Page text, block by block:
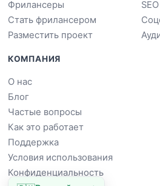
Фрилансеры
Стать фрилансером
Разместить проект
КОМПАНИЯ
О нас
Блог
Частые вопросы
Как это работает
Поддержка
Условия использования
Конфиденциальность